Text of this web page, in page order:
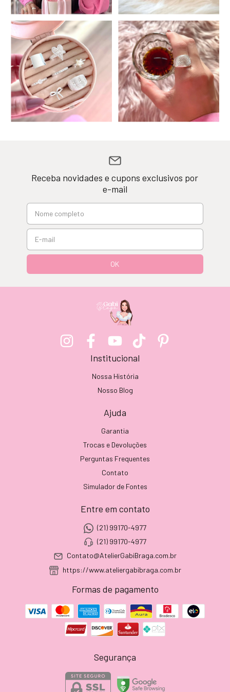
Receba novidades e cupons exclusivos por
e-mail
Institucional
Nossa História
Nosso Blog
Ajuda
Garantia
Trocas e Devoluções
Perguntas Frequentes
Contato
Simulador de Fontes
Entre em contato
(21) 99170-4977
(21) 99170-4977
Contato@AtelierGabiBraga.com.br
https://www.ateliergabibraga.com.br
Formas de pagamento
Segurança